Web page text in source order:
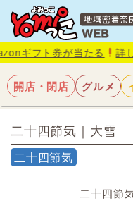
当たる 詳しくはこちら
開店・閉店 グルメ
二十四節気｜大雪
二十四節気
二十四節